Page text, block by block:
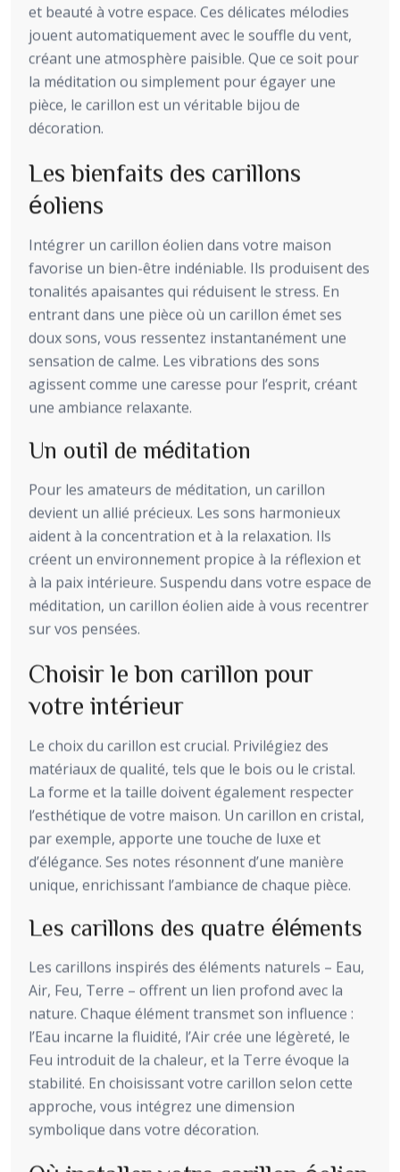
et beauté à votre espace. Ces délicates mélodies
jouent automatiquement avec le souffle du vent,
créant une atmosphère paisible. Que ce soit pour
la méditation ou simplement pour égayer une
pièce, le carillon est un véritable bijou de
décoration.
Les bienfaits des carillons
éoliens
Intégrer un carillon éolien dans votre maison
favorise un bien-être indéniable. Ils produisent des
tonalités apaisantes qui réduisent le stress. En
entrant dans une pièce où un carillon émet ses
doux sons, vous ressentez instantanément une
sensation de calme. Les vibrations des sons
agissent comme une caresse pour l’esprit, créant
une ambiance relaxante.
Un outil de méditation
Pour les amateurs de méditation, un carillon
devient un allié précieux. Les sons harmonieux
aident à la concentration et à la relaxation. Ils
créent un environnement propice à la réflexion et
à la paix intérieure. Suspendu dans votre espace de
méditation, un carillon éolien aide à vous recentrer
sur vos pensées.
Choisir le bon carillon pour
votre intérieur
Le choix du carillon est crucial. Privilégiez des
matériaux de qualité, tels que le bois ou le cristal.
La forme et la taille doivent également respecter
l’esthétique de votre maison. Un carillon en cristal,
par exemple, apporte une touche de luxe et
d’élégance. Ses notes résonnent d’une manière
unique, enrichissant l’ambiance de chaque pièce.
Les carillons des quatre éléments
Les carillons inspirés des éléments naturels – Eau,
Air, Feu, Terre – offrent un lien profond avec la
nature. Chaque élément transmet son influence :
l’Eau incarne la fluidité, l’Air crée une légèreté, le
Feu introduit de la chaleur, et la Terre évoque la
stabilité. En choisissant votre carillon selon cette
approche, vous intégrez une dimension
symbolique dans votre décoration.